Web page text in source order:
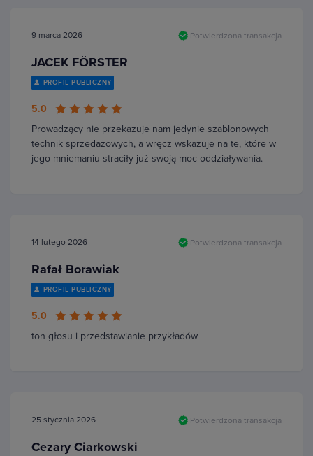
9 marca 2026 Potwierdzona transakcja
JACEK FÖRSTER
PROFIL PUBLICZNY
5.0
Prowadzący nie przekazuje nam jedynie szablonowych
technik sprzedażowych, a wręcz wskazuje na te, które w
jego mniemaniu straciły już swoją moc oddziaływania.
14 lutego 2026 Potwierdzona transakcja
Rafał Borawiak
PROFIL PUBLICZNY
5.0
ton głosu i przedstawianie przykładów
25 stycznia 2026 Potwierdzona transakcja
Cezary Ciarkowski